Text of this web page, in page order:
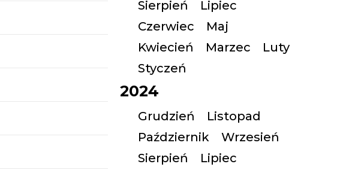
Sierpień
Lipiec
Czerwiec
Maj
Kwiecień
Marzec
Luty
Styczeń
2024
Grudzień
Listopad
Październik
Wrzesień
Sierpień
Lipiec